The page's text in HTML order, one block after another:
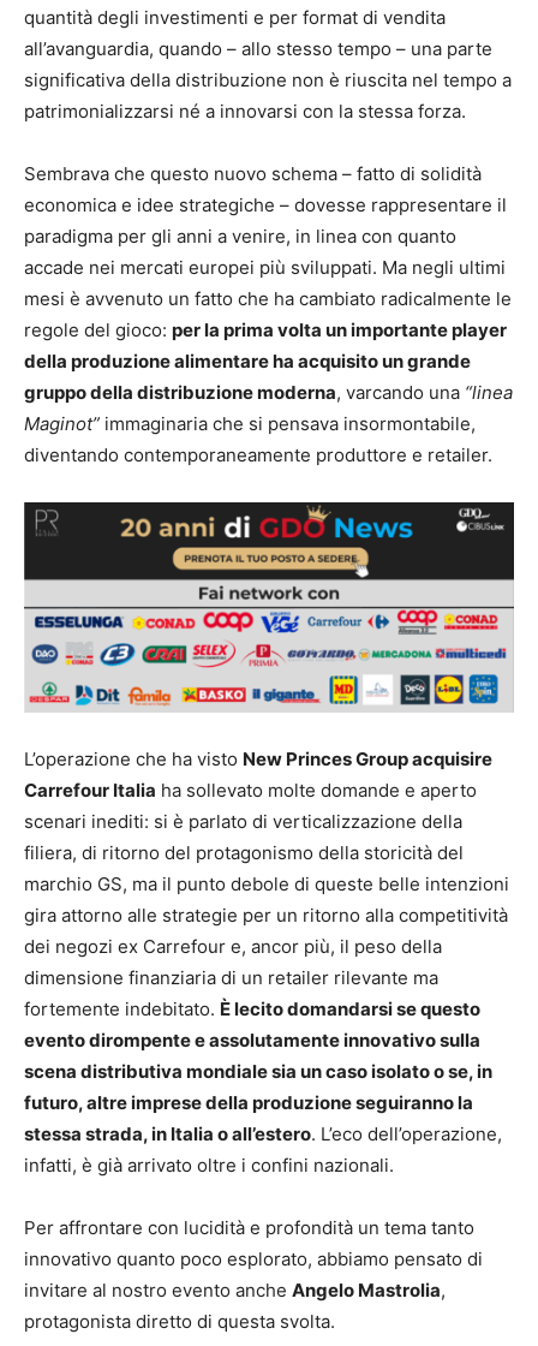
quantità degli investimenti e per format di vendita
all’avanguardia, quando – allo stesso tempo – una parte
significativa della distribuzione non è riuscita nel tempo a
patrimonializzarsi né a innovarsi con la stessa forza.
Sembrava che questo nuovo schema – fatto di solidità
economica e idee strategiche – dovesse rappresentare il
paradigma per gli anni a venire, in linea con quanto
accade nei mercati europei più sviluppati. Ma negli ultimi
mesi è avvenuto un fatto che ha cambiato radicalmente le
regole del gioco: per la prima volta un importante player
della produzione alimentare ha acquisito un grande
gruppo della distribuzione moderna, varcando una “linea
Maginot” immaginaria che si pensava insormontabile,
diventando contemporaneamente produttore e retailer.
L’operazione che ha visto New Princes Group acquisire
Carrefour Italia ha sollevato molte domande e aperto
scenari inediti: si è parlato di verticalizzazione della
filiera, di ritorno del protagonismo della storicità del
marchio GS, ma il punto debole di queste belle intenzioni
gira attorno alle strategie per un ritorno alla competitività
dei negozi ex Carrefour e, ancor più, il peso della
dimensione finanziaria di un retailer rilevante ma
fortemente indebitato. È lecito domandarsi se questo
evento dirompente e assolutamente innovativo sulla
scena distributiva mondiale sia un caso isolato o se, in
futuro, altre imprese della produzione seguiranno la
stessa strada, in Italia o all’estero. L’eco dell’operazione,
infatti, è già arrivato oltre i confini nazionali.
Per affrontare con lucidità e profondità un tema tanto
innovativo quanto poco esplorato, abbiamo pensato di
invitare al nostro evento anche Angelo Mastrolia,
protagonista diretto di questa svolta.